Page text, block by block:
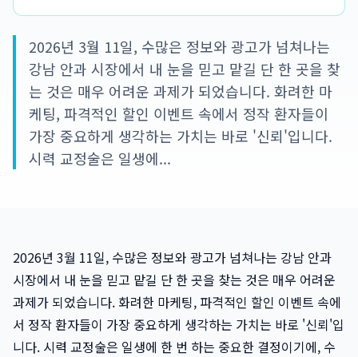
2026년 3월 11일, 수많은 정보와 광고가 넘쳐나는
강남 안과 시장에서 내 눈을 믿고 맡길 단 한 곳을 찾
는 것은 매우 어려운 과제가 되었습니다. 화려한 마
케팅, 파격적인 할인 이벤트 속에서 정작 환자들이
가장 중요하게 생각하는 가치는 바로 '신뢰'입니다.
시력 교정술은 일생에...
2026년 3월 11일, 수많은 정보와 광고가 넘쳐나는 강남 안과
시장에서 내 눈을 믿고 맡길 단 한 곳을 찾는 것은 매우 어려운
과제가 되었습니다. 화려한 마케팅, 파격적인 할인 이벤트 속에
서 정작 환자들이 가장 중요하게 생각하는 가치는 바로 '신뢰'입
니다. 시력 교정술은 일생에 한 번 하는 중요한 결정이기에, 수